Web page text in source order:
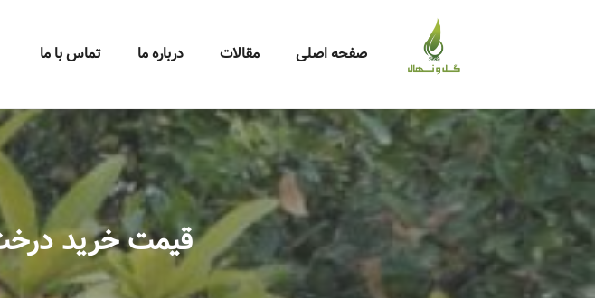
صفحه اصلی مقالات درباره ما تماس با ما
قیمت خرید